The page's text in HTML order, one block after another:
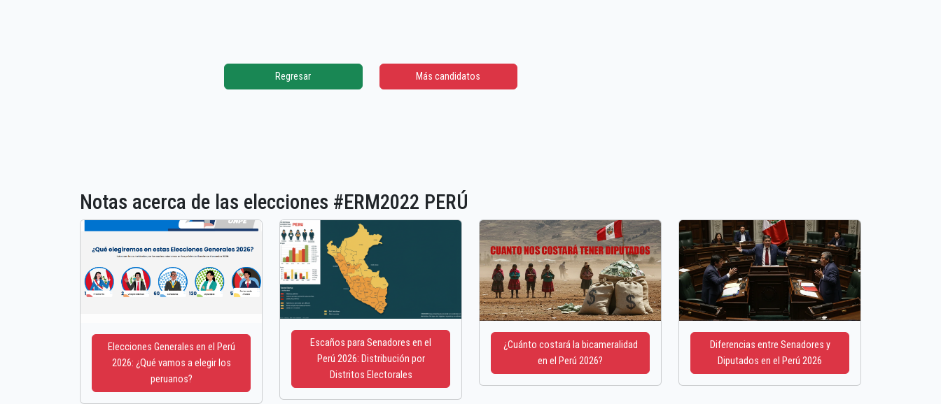
Regresar Más candidatos
Notas acerca de las elecciones #ERM2022 PERÚ
Elecciones Generales en el Perú
2026: ¿Qué vamos a elegir los
peruanos?
Escaños para Senadores en el
Perú 2026: Distribución por
Distritos Electorales
¿Cuánto costará la bicameralidad
en el Perú 2026?
Diferencias entre Senadores y
Diputados en el Perú 2026